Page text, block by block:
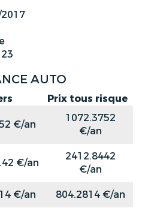
23
AUTO
Prix tous risque
€/an
1072.3752
€/an
€/an
2412.8442
€/an
€/an 804.2814 €/an